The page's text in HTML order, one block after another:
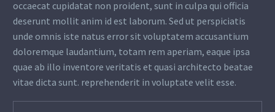
occaecat cupidatat non proident, sunt in culpa qui officia
deserunt mollit anim id est laborum. Sed ut perspiciatis
unde omnis iste natus error sit voluptatem accusantium
doloremque laudantium, totam rem aperiam, eaque ipsa
quae ab illo inventore veritatis et quasi architecto beatae
vitae dicta sunt. reprehenderit in voluptate velit esse.